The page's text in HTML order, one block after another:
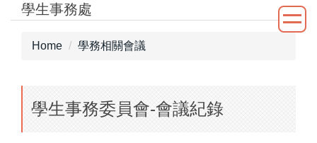
Jump
學生事務處
Home 學務相關會議
學生事務委員會-會議紀錄